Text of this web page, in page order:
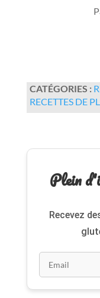
CATÉGORIES :
RECETTES DE
Plein
Recevez